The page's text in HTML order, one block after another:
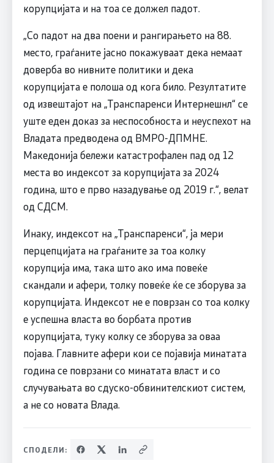
корупцијата и на тоа се должел падот.
„Со падот на два поени и рангирањето на 88.
место, граѓаните јасно покажуваат дека немаат
доверба во нивните политики и дека
корупцијата е полоша од кога било. Резултатите
од извештајот на „Транспаренси Интернешнл“ се
уште еден доказ за неспособноста и неуспехот на
Владата предводена од ВМРО-ДПМНЕ.
Македонија бележи катастрофален пад од 12
места во индексот за корупцијата за 2024
година, што e прво назадување од 2019 г.“, велат
од СДСМ.
Инаку, индексот на „Транспаренси“, ја мери
перцепцијата на граѓаните за тоа колку
корупција има, така што ако има повеќе
скандали и афери, толку повеќе ќе се зборува за
корупцијата. Индексот не е поврзан со тоа колку
е успешна власта во борбата против
корупцијата, туку колку се зборува за оваа
појава. Главните афери кои се појавија минатата
година се поврзани со минатата власт и со
случувањата во сдуско-обвинителскиот систем,
а не со новата Влада.
СПОДЕЛИ: